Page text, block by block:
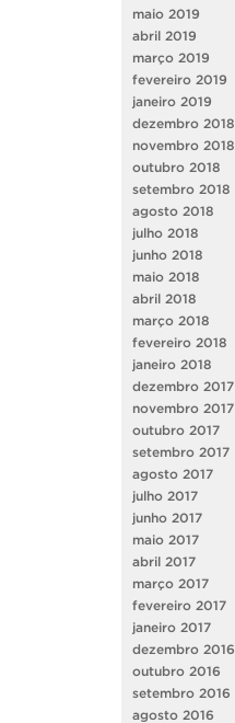
maio 2019
abril 2019
março 2019
fevereiro 2019
janeiro 2019
dezembro 2018
novembro 2018
outubro 2018
setembro 2018
agosto 2018
julho 2018
junho 2018
maio 2018
abril 2018
março 2018
fevereiro 2018
janeiro 2018
dezembro 2017
novembro 2017
outubro 2017
setembro 2017
agosto 2017
julho 2017
junho 2017
maio 2017
abril 2017
março 2017
fevereiro 2017
janeiro 2017
dezembro 2016
outubro 2016
setembro 2016
agosto 2016